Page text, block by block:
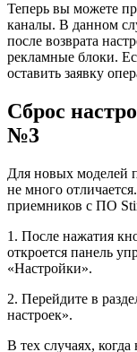
Теперь вы можете
каналы. В данном
после возврата
рекламные блоки.
оставить заявку
Сброс
№3
Для новых моделей
не много
приемников с ПО
1. После нажатия
откроется панель
«Настройки».
2. Перейдите в
настроек».
В тех случаях,